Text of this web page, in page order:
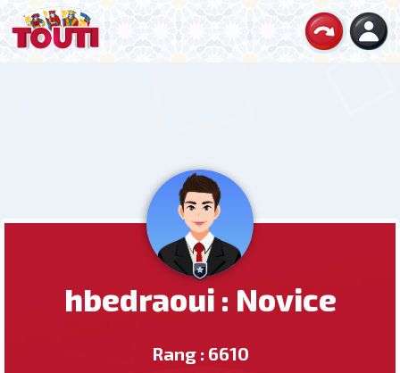
hbedraoui : Novice
Rang : 6610